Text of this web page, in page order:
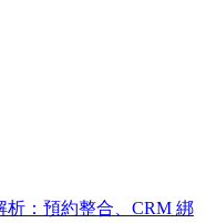
析：預約整合、CRM 綁